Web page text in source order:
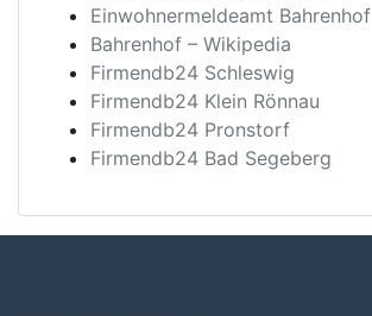
Einwohnermeldeamt Bahrenhof
Bahrenhof – Wikipedia
Firmendb24 Schleswig
Firmendb24 Klein Rönnau
Firmendb24 Pronstorf
Firmendb24 Bad Segeberg